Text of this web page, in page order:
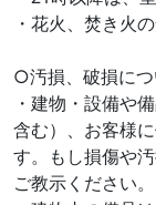
・花火、焚き火
○汚損、破損につ
・建物・設備や
含む）、お客様
す。もし損傷や
ご教示ください。